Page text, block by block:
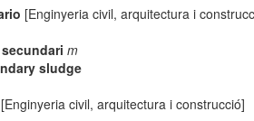
[Enginyeria civil, arquitectura i
m
sludge
[Enginyeria civil, arquitectura i construcció]